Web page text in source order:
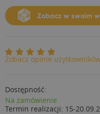
Zobacz w swoim
Zobacz opinie
Dostępność:
Na zamówienie
Termin realizacji: 15-